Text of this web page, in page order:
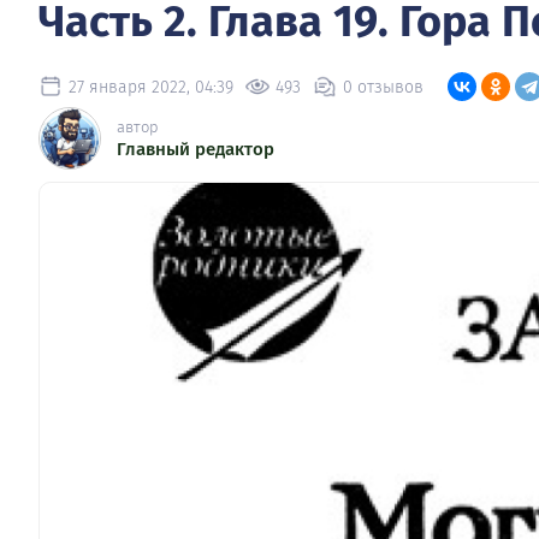
Часть 2. Глава 19. Гора
27 января 2022, 04:39 493 0 отзывов
автор
Главный редактор